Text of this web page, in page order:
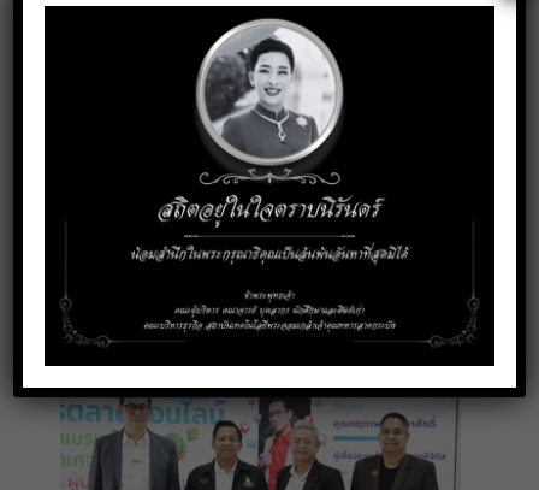
โครงการวันผู้ประกอบการ (KBS Entrepreneur Day 2026_
Season 2)